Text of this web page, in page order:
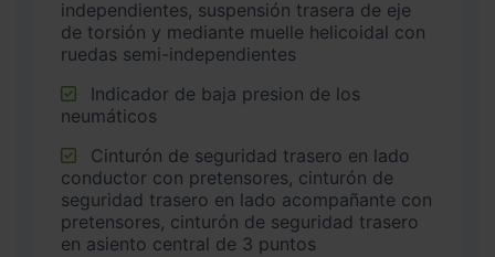
independientes, suspensión trasera de eje
de torsión y mediante muelle helicoidal con
ruedas semi-independientes
neumáticos
conductor con pretensores, cinturón de
seguridad trasero en lado acompañante con
pretensores, cinturón de seguridad trasero
en asiento central de 3 puntos